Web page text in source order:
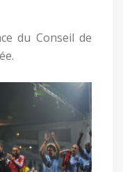
du Conseil de